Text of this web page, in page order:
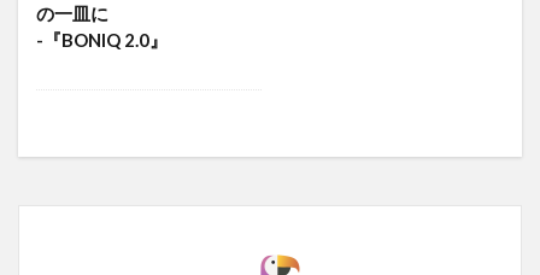
の一皿に
-『BONIQ 2.0』